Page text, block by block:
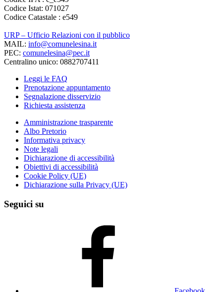
Codice Istat: 071027
Codice Catastale : e549
URP – Ufficio Relazioni con il pubblico
MAIL: info@comunelesina.it
PEC: comunelesina@pec.it
Centralino unico: 0882707411
Leggi le FAQ
Prenotazione appuntamento
Segnalazione disservizio
Richiesta assistenza
Amministrazione trasparente
Albo Pretorio
Informativa privacy
Note legali
Dichiarazione di accessibilità
Obiettivi di accessibilità
Cookie Policy (UE)
Dichiarazione sulla Privacy (UE)
Seguici su